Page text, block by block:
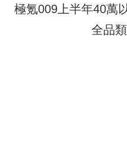
極氪009上半年40萬
全品